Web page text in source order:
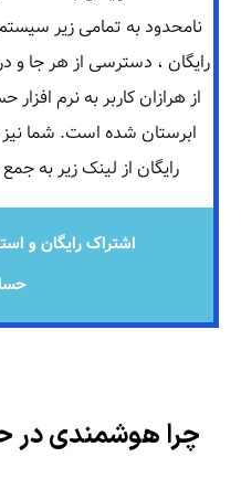
نامحدود به تمامی زیر
رایگان ، دسترسی از هر جا و
از هرازان کاربر به نرم
ابرستان شده است. شما نیز
رایگان از لینک زیر به
اشتراک رایگان و
چرا هوشمندی در